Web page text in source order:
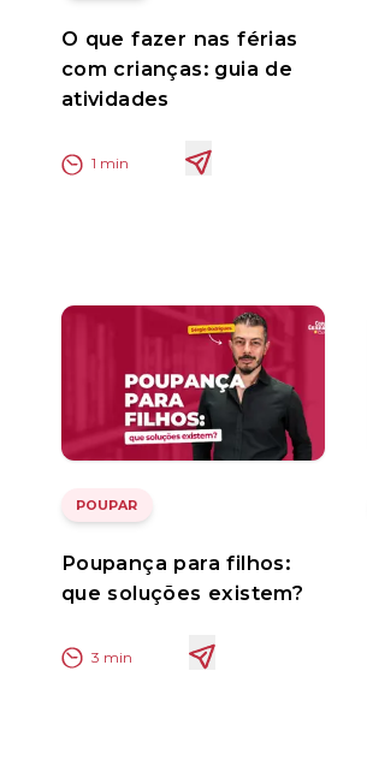
O que fazer nas férias
com crianças: guia de
atividades
1 min
POUPAR
Poupança para filhos:
que soluções existem?
3 min